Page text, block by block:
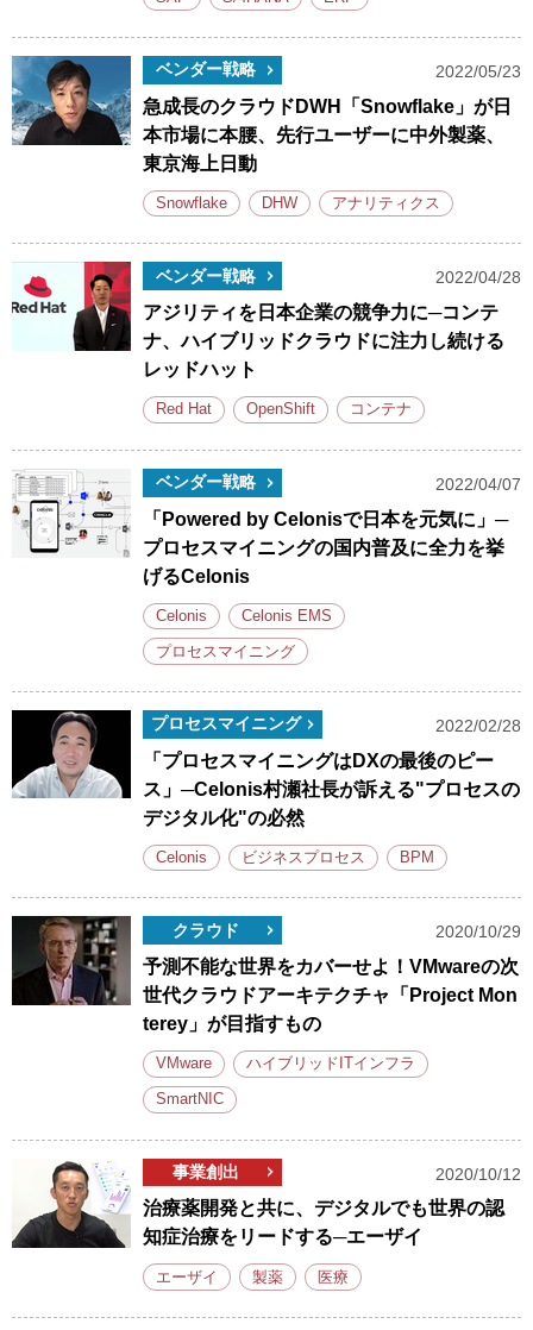
ベンダー戦略 2022/05/23
急成長のクラウドDWH「Snowflake」が日
本市場に本腰、先行ユーザーに中外製薬、
東京海上日動
Snowflake DHW アナリティクス
ベンダー戦略 2022/04/28
アジリティを日本企業の競争力に─コンテ
ナ、ハイブリッドクラウドに注力し続ける
レッドハット
Red Hat OpenShift コンテナ
ベンダー戦略 2022/04/07
「Powered by Celonisで日本を元気に」─
プロセスマイニングの国内普及に全力を挙
げるCelonis
Celonis Celonis EMS
プロセスマイニング
プロセスマイニング 2022/02/28
「プロセスマイニングはDXの最後のピー
ス」─Celonis村瀬社長が訴える"プロセスの
デジタル化"の必然
Celonis ビジネスプロセス BPM
クラウド 2020/10/29
予測不能な世界をカバーせよ！VMwareの次
世代クラウドアーキテクチャ「Project Mon
terey」が目指すもの
VMware ハイブリッドITインフラ
SmartNIC
事業創出 2020/10/12
治療薬開発と共に、デジタルでも世界の認
知症治療をリードする─エーザイ
エーザイ 製薬 医療